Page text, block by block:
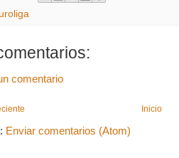
comentario
Inicio
Enviar comentarios (Atom)